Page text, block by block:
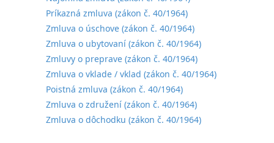
Príkazná zmluva (zákon č. 40/1964)
Zmluva o úschove (zákon č. 40/1964)
Zmluva o ubytovaní (zákon č. 40/1964)
Zmluvy o preprave (zákon č. 40/1964)
Zmluva o vklade / vklad (zákon č. 40/1964)
Poistná zmluva (zákon č. 40/1964)
Zmluva o združení (zákon č. 40/1964)
Zmluva o dôchodku (zákon č. 40/1964)